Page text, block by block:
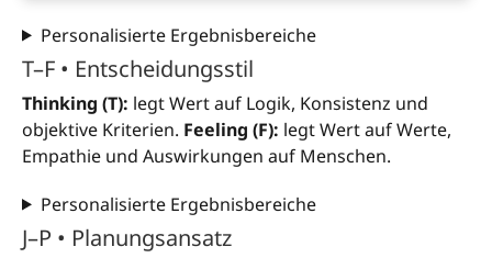
Personalisierte Ergebnisbereiche
T–F • Entscheidungsstil
Thinking (T): legt Wert auf Logik, Konsistenz und
objektive Kriterien. Feeling (F): legt Wert auf Werte,
Empathie und Auswirkungen auf Menschen.
Personalisierte Ergebnisbereiche
J–P • Planungsansatz